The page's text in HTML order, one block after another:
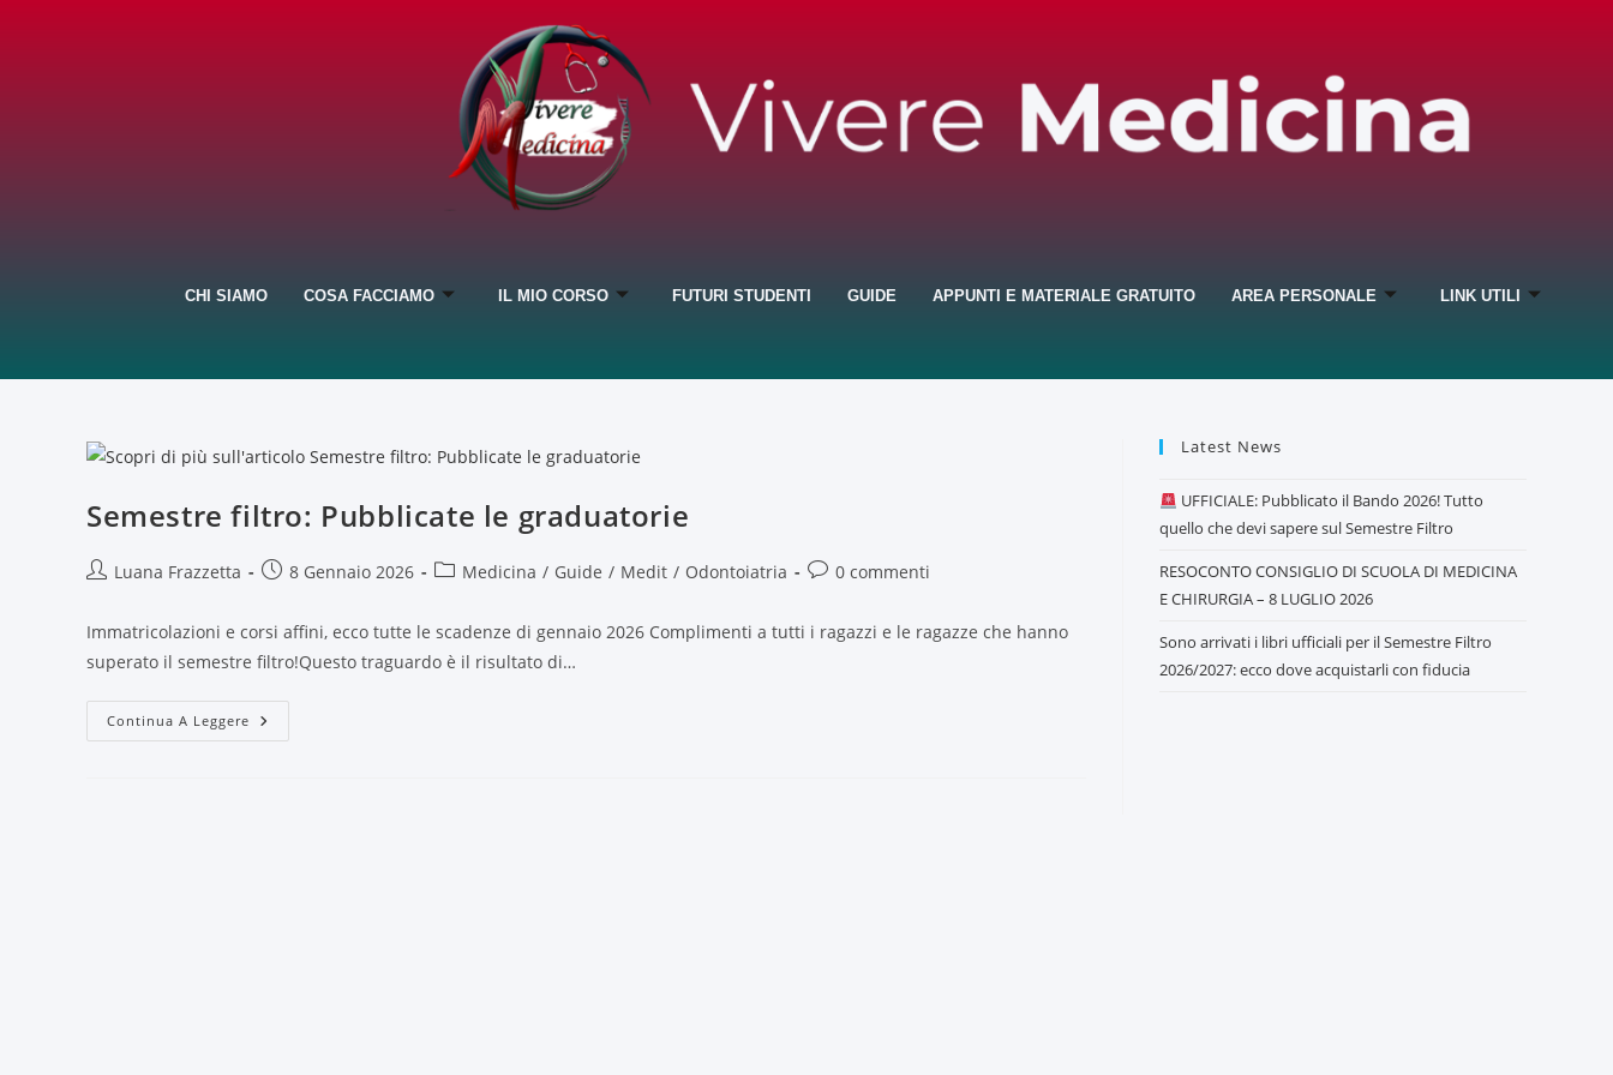
CHI SIAMO COSA FACCIAMO IL MIO CORSO FUTURI STUDENTI GUIDE APPUNTI E MATERIALE GRATUITO AREA PERSONALE LINK UTILI
Semestre filtro: Pubblicate le graduatorie
Luana Frazzetta 8 Gennaio 2026 Medicina / Guide / Medit / Odontoiatria 0 commenti
Immatricolazioni e corsi affini, ecco tutte le scadenze di gennaio 2026 Complimenti a tutti i ragazzi e le ragazze che hanno
superato il semestre filtro!Questo traguardo è il risultato di…
Continua A Leggere
Latest News
UFFICIALE: Pubblicato il Bando 2026! Tutto
quello che devi sapere sul Semestre Filtro
RESOCONTO CONSIGLIO DI SCUOLA DI MEDICINA
E CHIRURGIA – 8 LUGLIO 2026
Sono arrivati i libri ufficiali per il Semestre Filtro
2026/2027: ecco dove acquistarli con fiducia